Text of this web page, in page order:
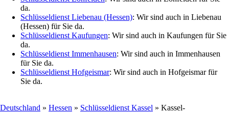
da.
Schlüsseldienst Liebenau (Hessen): Wir sind auch in Liebenau
(Hessen) für Sie da.
Schlüsseldienst Kaufungen: Wir sind auch in Kaufungen für Sie
da.
Schlüsseldienst Immenhausen: Wir sind auch in Immenhausen
für Sie da.
Schlüsseldienst Hofgeismar: Wir sind auch in Hofgeismar für
Sie da.
Deutschland » Hessen » Schlüsseldienst Kassel » Kassel-